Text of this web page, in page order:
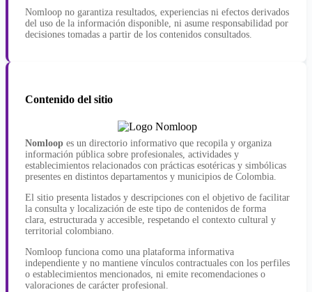
Nomloop no garantiza resultados, experiencias ni efectos derivados
del uso de la información disponible, ni asume responsabilidad por
decisiones tomadas a partir de los contenidos consultados.
Contenido del sitio
Nomloop es un directorio informativo que recopila y organiza
información pública sobre profesionales, actividades y
establecimientos relacionados con prácticas esotéricas y simbólicas
presentes en distintos departamentos y municipios de Colombia.
El sitio presenta listados y descripciones con el objetivo de facilitar
la consulta y localización de este tipo de contenidos de forma
clara, estructurada y accesible, respetando el contexto cultural y
territorial colombiano.
Nomloop funciona como una plataforma informativa
independiente y no mantiene vínculos contractuales con los perfiles
o establecimientos mencionados, ni emite recomendaciones o
valoraciones de carácter profesional.